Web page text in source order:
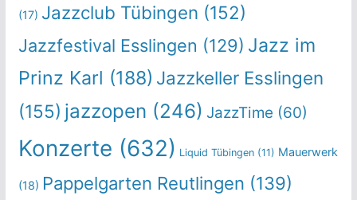
(17) Jazzclub Tübingen (152)
Jazzfestival Esslingen (129) Jazz im
Prinz Karl (188) Jazzkeller Esslingen
(155) jazzopen (246) JazzTime (60)
Konzerte (632) Liquid Tübingen(11) Mauerwerk
(18) Pappelgarten Reutlingen (139)